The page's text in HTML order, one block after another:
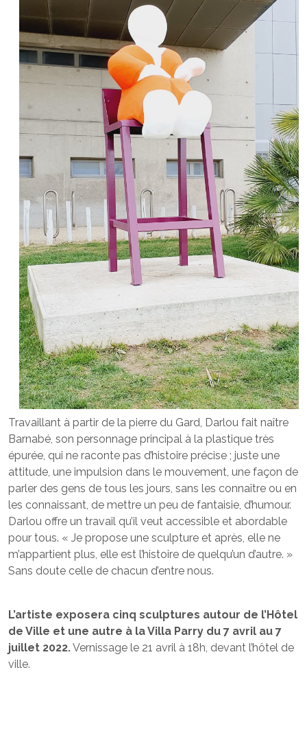
Travaillant à partir de la pierre du Gard, Darlou fait naître
Barnabé, son personnage principal à la plastique très
épurée, qui ne raconte pas d’histoire précise ; juste une
attitude, une impulsion dans le mouvement, une façon de
parler des gens de tous les jours, sans les connaître ou en
les connaissant, de mettre un peu de fantaisie, d’humour.
Darlou offre un travail qu’il veut accessible et abordable
pour tous. « Je propose une sculpture et après, elle ne
m’appartient plus, elle est l’histoire de quelqu’un d’autre. »
Sans doute celle de chacun d’entre nous.
L’artiste exposera cinq sculptures autour de l’Hôtel
de Ville et une autre à la Villa Parry du 7 avril au 7
juillet 2022.Vernissage le 21 avril à 18h, devant l’hôtel de
ville.